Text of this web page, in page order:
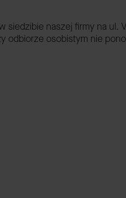
siedzibie naszej firmy na ul.
odbiorze osobistym nie